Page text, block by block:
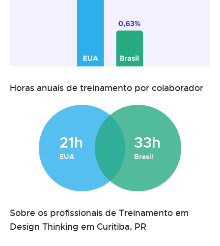
Horas anuais de treinamento por colaborador
21h
EUA
33h
Brasil
Sobre os profissionais de Treinamento em
Design Thinking em Curitiba, PR